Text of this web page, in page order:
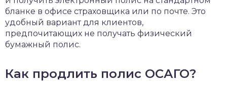
бланке в офисе страховщика или по почте. Это
удобный вариант для клиентов,
предпочитающих не получать физический
бумажный полис.
Как продлить полис ОСАГО?